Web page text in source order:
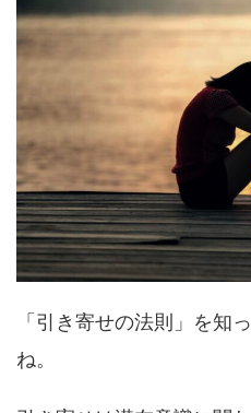
「引き寄せの法則」を知
ね。